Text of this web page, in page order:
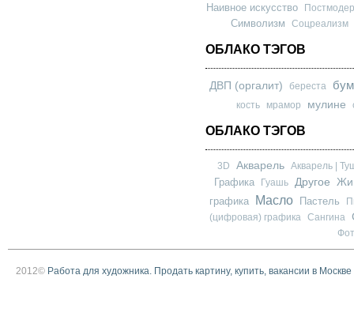
Наивное искусство
Символизм Соцреализм
ОБЛАКО ТЭГОВ
ДВП (оргалит) береста
кость мрамор мулине
ОБЛАКО ТЭГОВ
3D Акварель Акварель |
Графика Гуашь Другое
графика
Масло Пастель
(цифровая) графика
Сангина
2012© Работа для художника. Продать картину, купить, вакансии в Москве